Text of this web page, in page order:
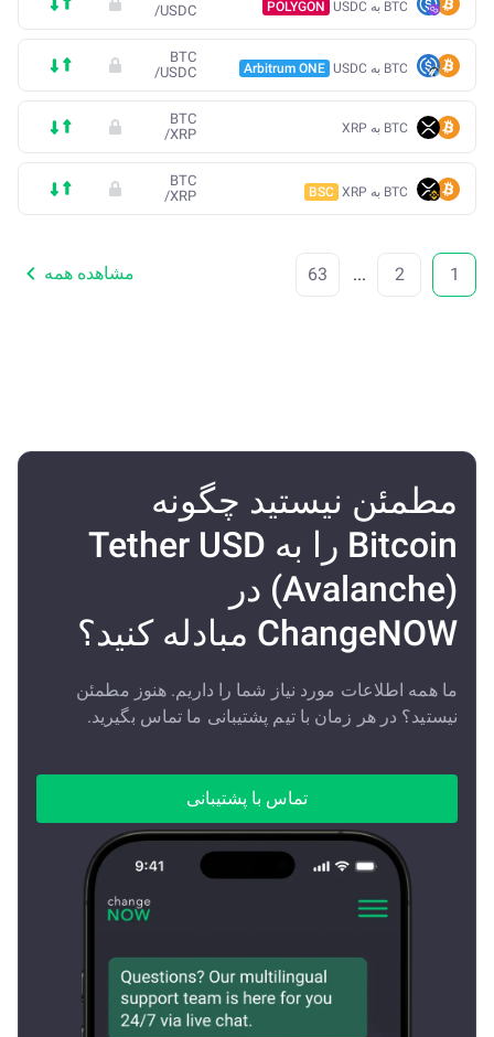
BTC به USDC POLYGON
/USDC
BTC به USDC Arbitrum ONE
BTC
/USDC
BTC به XRP
BTC
/XRP
BTC به XRP BSC
BTC
/XRP
1
2
...
63 مشاهده همه
مطمئن نیستید چگونه
Bitcoin را به Tether USD
(Avalanche) در
ChangeNOW مبادله کنید؟
ما همه اطلاعات مورد نیاز شما را داریم. هنوز مطمئن
نیستید؟ در هر زمان با تیم پشتیبانی ما تماس بگیرید.
تماس با پشتیبانی